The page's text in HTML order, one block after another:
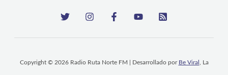
Copyright © 2026 Radio Ruta Norte FM | Desarrollado por Be Viral , La